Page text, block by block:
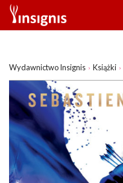
Wydawnictwo Insignis Książki